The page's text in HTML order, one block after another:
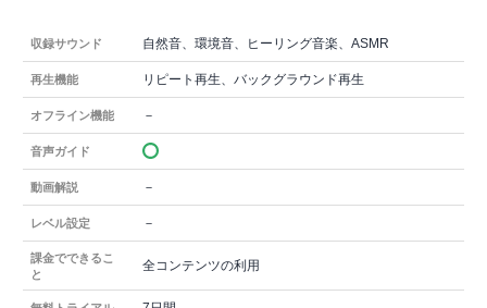
収録サウンド 自然音、環境音、ヒーリング音楽、ASMR
再生機能 リピート再生、バックグラウンド再生
オフライン機能 －
音声ガイド
動画解説 －
レベル設定 －
課金でできるこ
と
全コンテンツの利用